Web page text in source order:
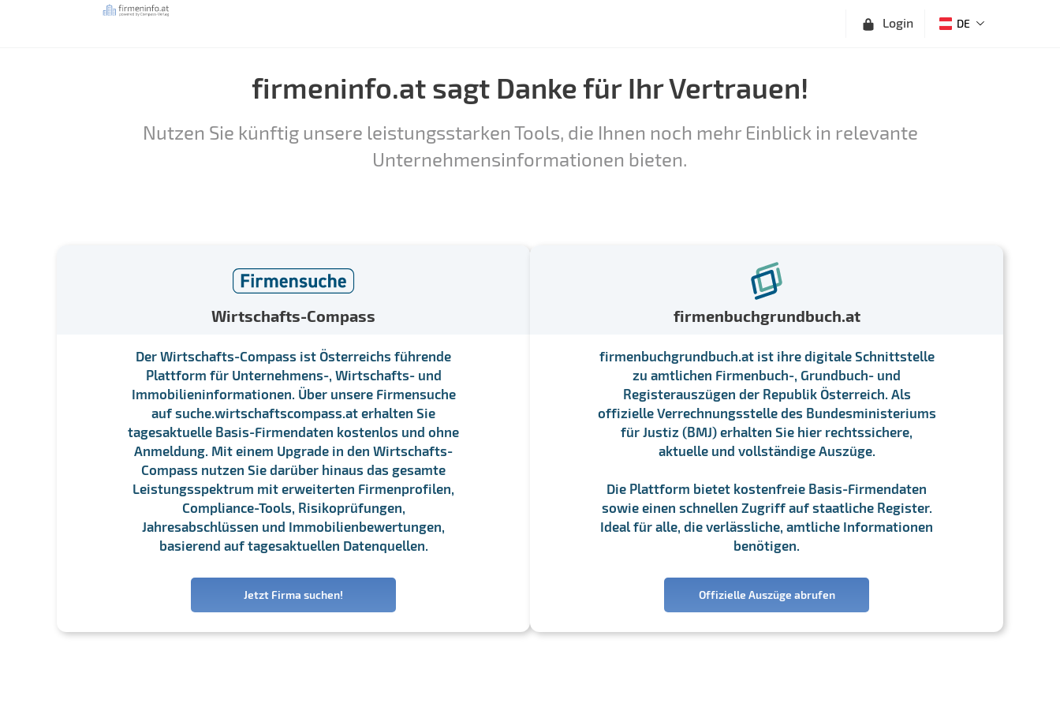
Login DE
firmeninfo.at sagt Danke für Ihr Vertrauen!
Nutzen Sie künftig unsere leistungsstarken Tools, die Ihnen noch mehr Einblick in relevante
Unternehmensinformationen bieten.
Wirtschafts-Compass
Der Wirtschafts-Compass ist Österreichs führende
Plattform für Unternehmens-, Wirtschafts- und
Immobilieninformationen. Über unsere Firmensuche
auf suche.wirtschaftscompass.at erhalten Sie
tagesaktuelle Basis-Firmendaten kostenlos und ohne
Anmeldung. Mit einem Upgrade in den Wirtschafts-
Compass nutzen Sie darüber hinaus das gesamte
Leistungsspektrum mit erweiterten Firmenprofilen,
Compliance-Tools, Risikoprüfungen,
Jahresabschlüssen und Immobilienbewertungen,
basierend auf tagesaktuellen Datenquellen.
Jetzt Firma suchen!
firmenbuchgrundbuch.at
firmenbuchgrundbuch.at ist ihre digitale Schnittstelle
zu amtlichen Firmenbuch-, Grundbuch- und
Registerauszügen der Republik Österreich. Als
offizielle Verrechnungsstelle des Bundesministeriums
für Justiz (BMJ) erhalten Sie hier rechtssichere,
aktuelle und vollständige Auszüge.
Die Plattform bietet kostenfreie Basis-Firmendaten
sowie einen schnellen Zugriff auf staatliche Register.
Ideal für alle, die verlässliche, amtliche Informationen
benötigen.
Offizielle Auszüge abrufen